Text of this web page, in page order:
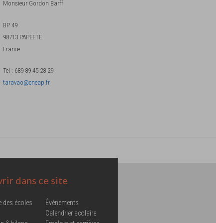
Monsieur Gordon Barff
BP 49
98713 PAPEETE
France
Tel : 689 89 45 28 29
taravao@cneap.fr
dans ce site
des écoles
Évènements
Calendrier scolaire